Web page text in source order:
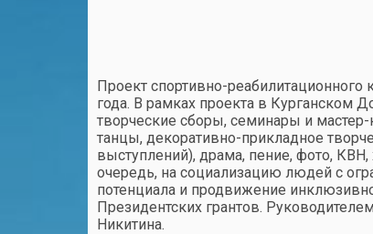
Проект спортивно-реабилитационного
года. В рамках проекта в Курганском
творческие сборы, семинары и
танцы, декоративно-прикладное
выступлений), драма, пение, фото,
очередь, на социализацию людей с
потенциала и продвижение
Президентских грантов.
Никитина.